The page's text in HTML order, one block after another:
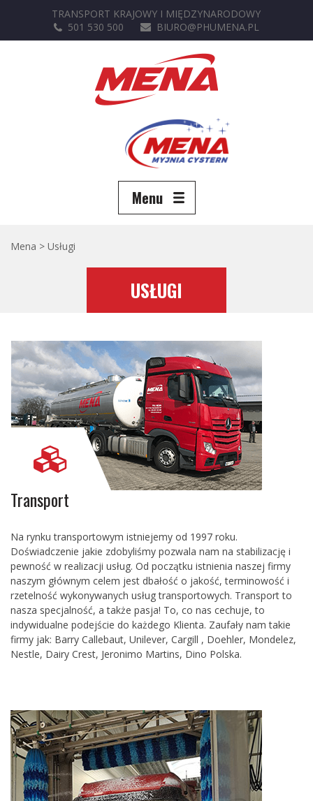
TRANSPORT KRAJOWY I MIĘDZYNARODOWY
501 530 500
BIURO@PHUMENA.PL
Menu
Mena > Usługi
USŁUGI
Transport
Na rynku transportowym istniejemy od 1997 roku.
Doświadczenie jakie zdobyliśmy pozwala nam na stabilizację i
pewność w realizacji usług. Od początku istnienia naszej firmy
naszym głównym celem jest dbałość o jakość, terminowość i
rzetelność wykonywanych usług transportowych. Transport to
nasza specjalność, a także pasja! To, co nas cechuje, to
indywidualne podejście do każdego Klienta. Zaufały nam takie
firmy jak: Barry Callebaut, Unilever, Cargill , Doehler, Mondelez,
Nestle, Dairy Crest, Jeronimo Martins, Dino Polska.